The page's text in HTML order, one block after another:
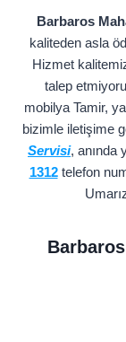
Barbaros
kaliteden asla
Hizmet
talep
mobilya Tamir,
bizimle iletişime
Servisi, anında
1312telefon